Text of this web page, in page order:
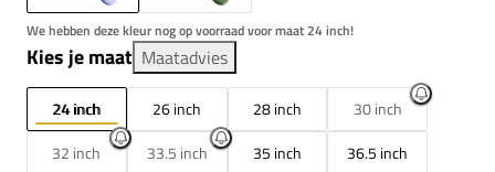
We hebben deze kleur nog op voorraad voor maat 24 inch!
Kies je maat Maatadvies
24 inch 26 inch 28 inch
30 inch
32 inch
33.5 inch 35 inch 36.5 inch